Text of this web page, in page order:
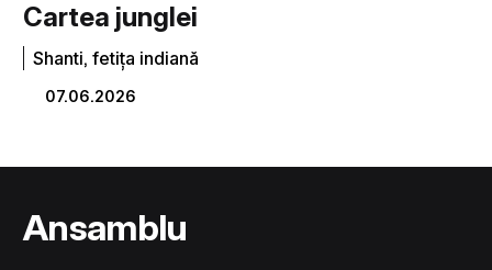
Cartea junglei
Shanti, fetița indiană
07.06.2026
Ansamblu